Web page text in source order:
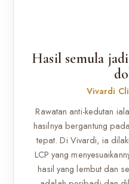
Hasil semula
Vivardi
Rawatan anti-kedutan
hasilnya bergantung
tepat. Di Vivardi, ia
LCP yang
hasil yang lembut dan